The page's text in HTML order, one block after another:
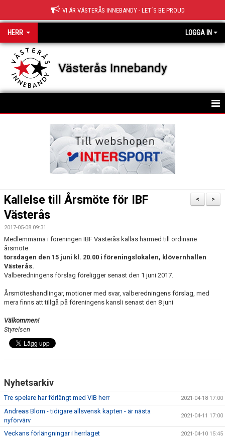
VI ÄR VÄSTERÅS INNEBANDY - LET´S BE PROUD
HERR LOGGA IN
Västerås Innebandy
>
<
Kallelse till Årsmöte för IBF
Västerås
2017-05-08 09:31
Medlemmarna i föreningen IBF Västerås kallas härmed till ordinarie
årsmöte
torsdagen den 15 juni kl. 20.00 i föreningslokalen, klövernhallen
Västerås.
Valberedningens förslag föreligger senast den 1 juni 2017.
Årsmöteshandlingar, motioner med svar, valberedningens förslag, med
mera finns att tillgå på föreningens kansli senast den 8 juni
Välkommen!
Styrelsen
Nyhetsarkiv
Tre spelare har förlängt med VIB herr 2021-04-18 17:00
Andreas Blom - tidigare allsvensk kapten - är nästa
nyförvärv
2021-04-11 17:00
Veckans förlängningar i herrlaget 2021-04-10 15:45